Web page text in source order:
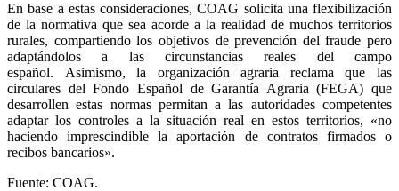
En base a estas consideraciones, COAG solicita una flexibilización
de la normativa que sea acorde a la realidad de muchos territorios
rurales, compartiendo los objetivos de prevención del fraude pero
adaptándolos a las circunstancias reales del campo
español.
Asimismo, la organización agraria reclama que las
circulares del Fondo Español de Garantía Agraria (FEGA) que
desarrollen estas normas permitan a las autoridades competentes
adaptar los controles a la situación real en estos territorios, «no
haciendo imprescindible la aportación de contratos firmados o
recibos bancarios».
Fuente: COAG.